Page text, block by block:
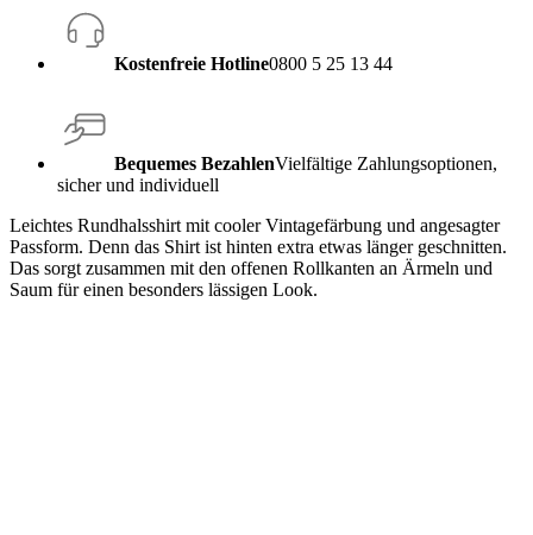
Kostenfreie Hotline0800 5 25 13 44
Bequemes BezahlenVielfältige Zahlungsoptionen,
sicher und individuell
Leichtes Rundhalsshirt mit cooler Vintagefärbung und angesagter
Passform. Denn das Shirt ist hinten extra etwas länger geschnitten.
Das sorgt zusammen mit den offenen Rollkanten an Ärmeln und
Saum für einen besonders lässigen Look.